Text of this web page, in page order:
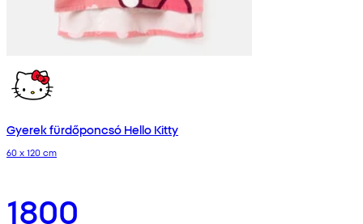
Gyerek fürdőponcsó Hello Kitty
60 x 120 cm
1800